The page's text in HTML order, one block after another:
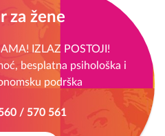
za žene
IZLAZ POSTOJI!
besplatna psihološka i
podrška
/ 570 561